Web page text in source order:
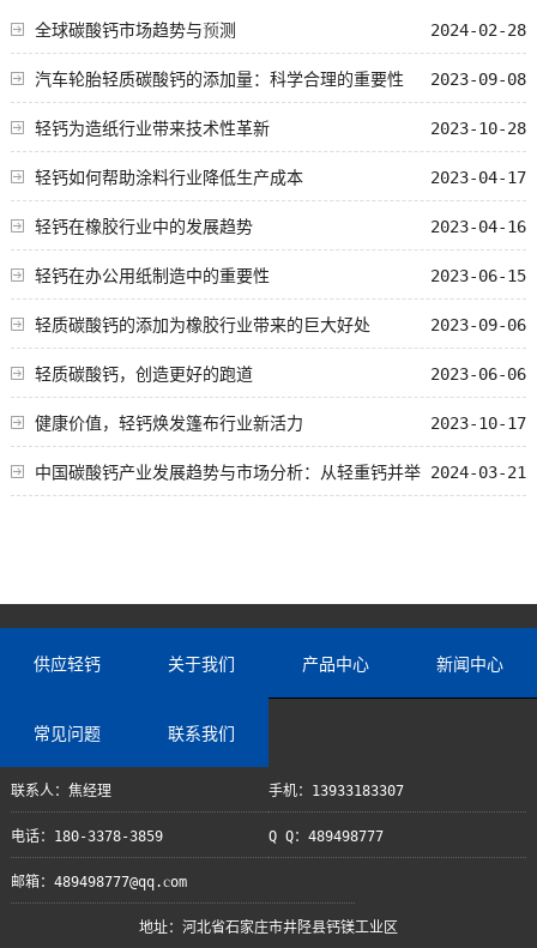
2024-02-28
全球碳酸钙市场趋势与预测
2023-09-08
汽车轮胎轻质碳酸钙的添加量：科学合理的重要性
2023-10-28
轻钙为造纸行业带来技术性革新
2023-04-17
轻钙如何帮助涂料行业降低生产成本
2023-04-16
轻钙在橡胶行业中的发展趋势
2023-06-15
轻钙在办公用纸制造中的重要性
2023-09-06
轻质碳酸钙的添加为橡胶行业带来的巨大好处
2023-06-06
轻质碳酸钙，创造更好的跑道
2023-10-17
健康价值，轻钙焕发篷布行业新活力
2024-03-21
中国碳酸钙产业发展趋势与市场分析：从轻重钙并举
供应轻钙 关于我们 产品中心 新闻中心
常见问题 联系我们
联系人：焦经理 手机：13933183307
电话：180-3378-3859 Q Q：489498777
邮箱：489498777@qq.com
地址：河北省石家庄市井陉县钙镁工业区